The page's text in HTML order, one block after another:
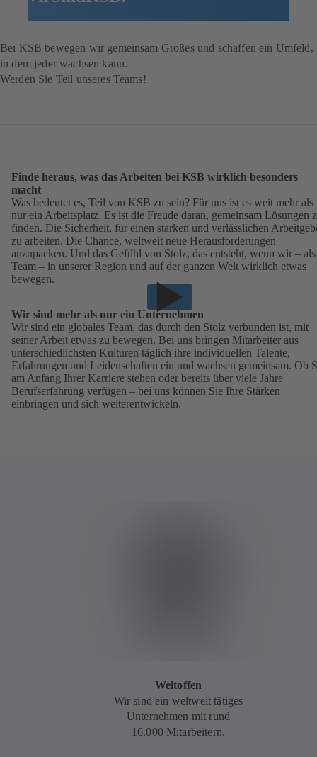
Bei KSB bewegen wir gemeinsam Großes und schaffen ein Umfeld,
in dem jeder wachsen kann.
Werden Sie Teil unseres Teams!
Finde heraus, was das Arbeiten bei KSB wirklich besonders
macht
Was bedeutet es, Teil von KSB zu sein? Für uns ist es weit mehr als
nur ein Arbeitsplatz. Es ist die Freude daran, gemeinsam Lösungen
finden. Die Sicherheit, für einen starken und verlässlichen
zu arbeiten. Die Chance, weltweit neue Herausforderungen
anzupacken. Und das Gefühl von Stolz, das entsteht, wenn wir – als
Team – in unserer Region und auf der ganzen Welt wirklich etwas
bewegen.
Wir sind mehr als nur ein Unternehmen
Wir sind ein globales Team, das durch den Stolz verbunden ist, mit
seiner Arbeit etwas zu bewegen. Bei uns bringen Mitarbeiter aus
unterschiedlichsten Kulturen täglich ihre individuellen Talente,
Erfahrungen und Leidenschaften ein und wachsen gemeinsam. Ob
am Anfang Ihrer Karriere stehen oder bereits über viele Jahre
Berufserfahrung verfügen – bei uns können Sie Ihre Stärken
einbringen und sich weiterentwickeln.
Weltoffen
Wir sind ein weltweit tätiges
Unternehmen mit rund
16.000 Mitarbeitern.